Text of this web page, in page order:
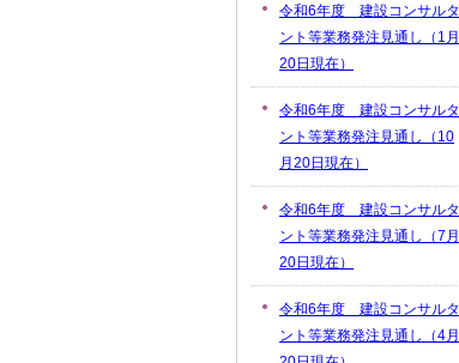
令和6年度 建設コンサルタ
ント等業務発注見通し（1月
20日現在）
令和6年度 建設コンサルタ
ント等業務発注見通し（10
月20日現在）
令和6年度 建設コンサルタ
ント等業務発注見通し（7月
20日現在）
令和6年度 建設コンサルタ
ント等業務発注見通し（4月